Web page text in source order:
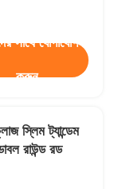
সাথে যোগাযোগ
করুন
স্লিম ট্যান্ডেম
রাউন্ড রড